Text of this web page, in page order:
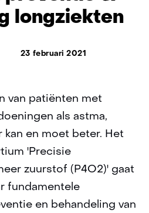
longziekten
23 februari 2021
van patiënten met
als astma,
kan en moet beter. Het
'Precisie
zuurstof (P4O2)' gaat
fundamentele
en behandeling van